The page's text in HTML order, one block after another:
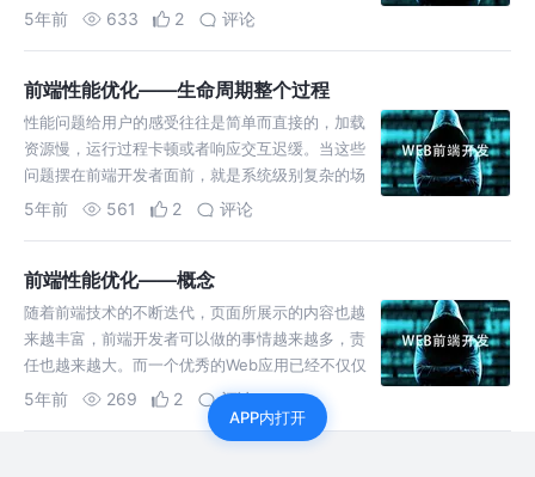
jpeg。 是一种有损压缩算法的格式。通过去除相
5年前 633 2 评论
前端性能优化——生命周期整个过程
性能问题给用户的感受往往是简单而直接的，加载
资源慢，运行过程卡顿或者响应交互迟缓。当这些
问题摆在前端开发者面前，就是系统级别复杂的场
景。
5年前 561 2 评论
前端性能优化——概念
随着前端技术的不断迭代，页面所展示的内容也越
来越丰富，前端开发者可以做的事情越来越多，责
任也越来越大。而一个优秀的Web应用已经不仅仅
停留在给用户提供满足需求的功能，同时也要能解
5年前 269 2 评论
APP内打开